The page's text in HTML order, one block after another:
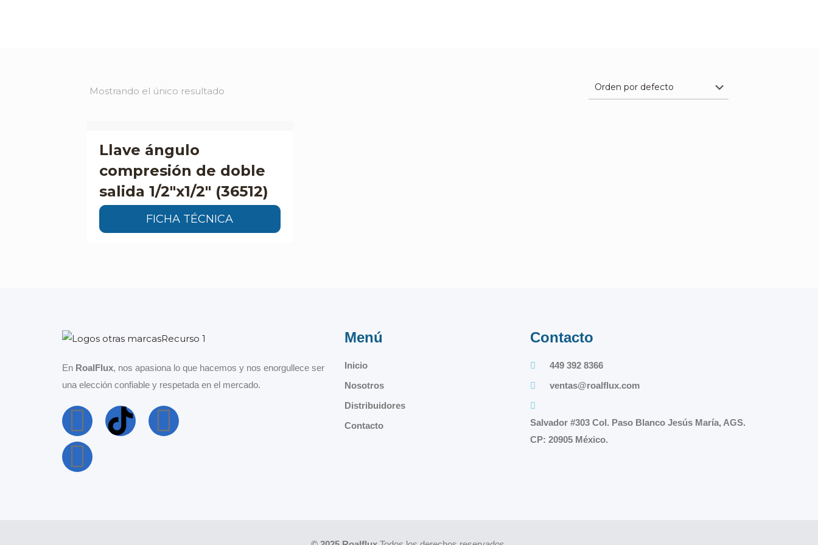
Mostrando el único resultado
Llave ángulo
compresión de doble
salida 1/2″x1/2″ (36512)
FICHA TÉCNICA
En RoalFlux, nos apasiona lo que hacemos y nos enorgullece ser
una elección confiable y respetada en el mercado.
Menú
Inicio
Nosotros
Distribuidores
Contacto
Contacto
449 392 8366
ventas@roalflux.com
Salvador #303 Col. Paso Blanco Jesús María, AGS.
CP: 20905 México.